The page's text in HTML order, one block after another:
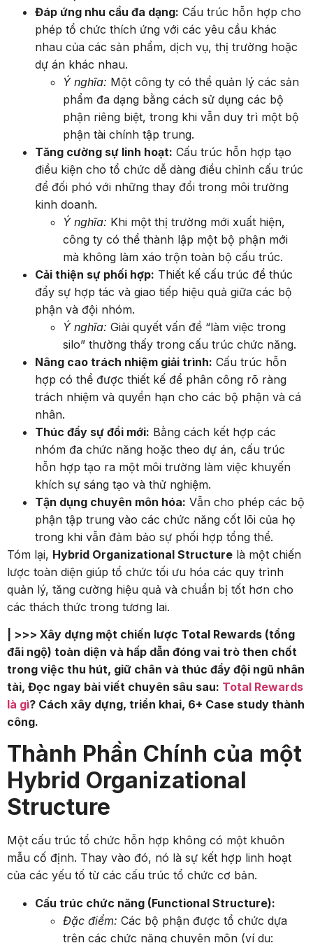
Đáp ứng nhu cầu đa dạng: Cấu trúc hỗn hợp cho
phép tổ chức thích ứng với các yêu cầu khác
nhau của các sản phẩm, dịch vụ, thị trường hoặc
dự án khác nhau.
Ý nghĩa: Một công ty có thể quản lý các sản
phẩm đa dạng bằng cách sử dụng các bộ
phận riêng biệt, trong khi vẫn duy trì một bộ
phận tài chính tập trung.
Tăng cường sự linh hoạt: Cấu trúc hỗn hợp tạo
điều kiện cho tổ chức dễ dàng điều chỉnh cấu trúc
để đối phó với những thay đổi trong môi trường
kinh doanh.
Ý nghĩa: Khi một thị trường mới xuất hiện,
công ty có thể thành lập một bộ phận mới
mà không làm xáo trộn toàn bộ cấu trúc.
Cải thiện sự phối hợp: Thiết kế cấu trúc để thúc
đẩy sự hợp tác và giao tiếp hiệu quả giữa các bộ
phận và đội nhóm.
Ý nghĩa: Giải quyết vấn đề “làm việc trong
silo” thường thấy trong cấu trúc chức năng.
Nâng cao trách nhiệm giải trình: Cấu trúc hỗn
hợp có thể được thiết kế để phân công rõ ràng
trách nhiệm và quyền hạn cho các bộ phận và cá
nhân.
Thúc đẩy sự đổi mới: Bằng cách kết hợp các
nhóm đa chức năng hoặc theo dự án, cấu trúc
hỗn hợp tạo ra một môi trường làm việc khuyến
khích sự sáng tạo và thử nghiệm.
Tận dụng chuyên môn hóa: Vẫn cho phép các bộ
phận tập trung vào các chức năng cốt lõi của họ
trong khi vẫn đảm bảo sự phối hợp tổng thể.
Tóm lại, Hybrid Organizational Structure là một chiến
lược toàn diện giúp tổ chức tối ưu hóa các quy trình
quản lý, tăng cường hiệu quả và chuẩn bị tốt hơn cho
các thách thức trong tương lai.
| >>> Xây dựng một chiến lược Total Rewards (tổng
đãi ngộ) toàn diện và hấp dẫn đóng vai trò then chốt
trong việc thu hút, giữ chân và thúc đẩy đội ngũ nhân
tài, Đọc ngay bài viết chuyên sâu sau: Total Rewards
là gì? Cách xây dựng, triển khai, 6+ Case study thành
công.
Thành Phần Chính của một
Hybrid Organizational
Structure
Một cấu trúc tổ chức hỗn hợp không có một khuôn
mẫu cố định. Thay vào đó, nó là sự kết hợp linh hoạt
của các yếu tố từ các cấu trúc tổ chức cơ bản.
Cấu trúc chức năng (Functional Structure):
Đặc điểm: Các bộ phận được tổ chức dựa
trên các chức năng chuyên môn (ví dụ: